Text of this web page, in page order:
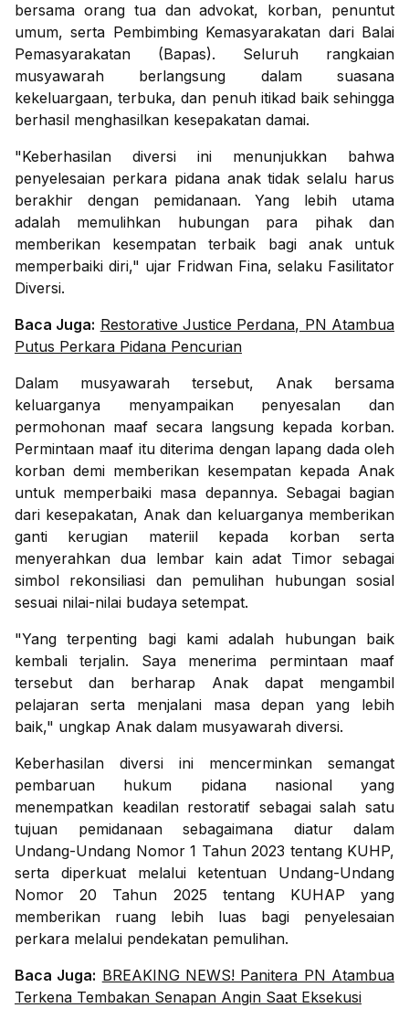
bersama orang tua dan advokat, korban, penuntut
umum, serta Pembimbing Kemasyarakatan dari Balai
Pemasyarakatan (Bapas). Seluruh rangkaian
musyawarah berlangsung dalam suasana
kekeluargaan, terbuka, dan penuh itikad baik sehingga
berhasil menghasilkan kesepakatan damai.
"Keberhasilan diversi ini menunjukkan bahwa
penyelesaian perkara pidana anak tidak selalu harus
berakhir dengan pemidanaan. Yang lebih utama
adalah memulihkan hubungan para pihak dan
memberikan kesempatan terbaik bagi anak untuk
memperbaiki diri," ujar Fridwan Fina, selaku Fasilitator
Diversi.
Baca Juga: Restorative Justice Perdana, PN Atambua
Putus Perkara Pidana Pencurian
Dalam musyawarah tersebut, Anak bersama
keluarganya menyampaikan penyesalan dan
permohonan maaf secara langsung kepada korban.
Permintaan maaf itu diterima dengan lapang dada oleh
korban demi memberikan kesempatan kepada Anak
untuk memperbaiki masa depannya. Sebagai bagian
dari kesepakatan, Anak dan keluarganya memberikan
ganti kerugian materiil kepada korban serta
menyerahkan dua lembar kain adat Timor sebagai
simbol rekonsiliasi dan pemulihan hubungan sosial
sesuai nilai-nilai budaya setempat.
"Yang terpenting bagi kami adalah hubungan baik
kembali terjalin. Saya menerima permintaan maaf
tersebut dan berharap Anak dapat mengambil
pelajaran serta menjalani masa depan yang lebih
baik," ungkap Anak dalam musyawarah diversi.
Keberhasilan diversi ini mencerminkan semangat
pembaruan hukum pidana nasional yang
menempatkan keadilan restoratif sebagai salah satu
tujuan pemidanaan sebagaimana diatur dalam
Undang-Undang Nomor 1 Tahun 2023 tentang KUHP,
serta diperkuat melalui ketentuan Undang-Undang
Nomor 20 Tahun 2025 tentang KUHAP yang
memberikan ruang lebih luas bagi penyelesaian
perkara melalui pendekatan pemulihan.
Baca Juga: BREAKING NEWS! Panitera PN Atambua
Terkena Tembakan Senapan Angin Saat Eksekusi